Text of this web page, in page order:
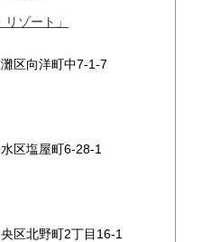
ゾート」
区向洋町中7-1-7
区塩屋町6-28-1
区北野町2丁目16-1